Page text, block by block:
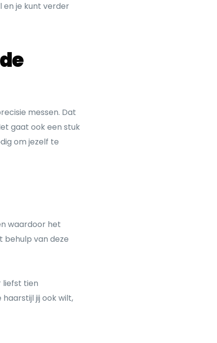
en je kunt verder
messen. Dat
gaat ook een stuk
om jezelf te
waardoor het
behulp van deze
liefst tien
jij ook wilt,